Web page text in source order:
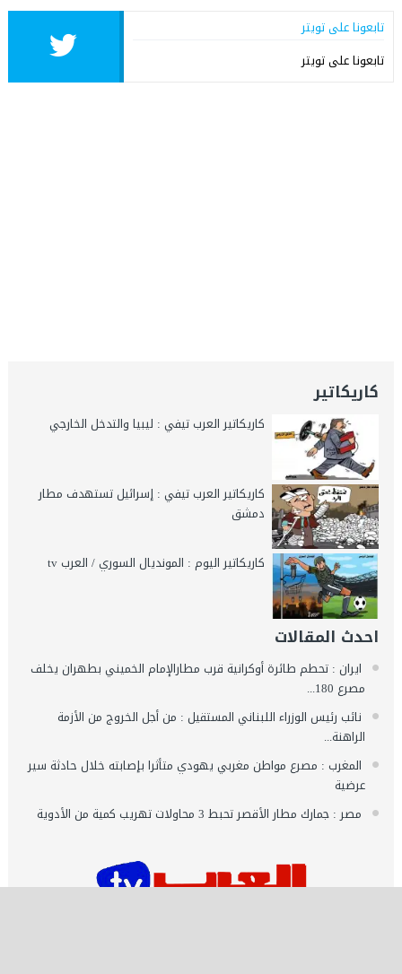
تابعونا على تويتر
تابعونا على تويتر
كاريكاتير
كاريكاتير العرب تيفي : ليبيا والتدخل الخارجي
كاريكاتير العرب تيفي : إسرائيل تستهدف مطار
دمشق
كاريكاتير اليوم : المونديال السوري / العرب tv
احدث المقالات
ايران : تحطم طائرة أوكرانية قرب مطارالإمام الخميني بطهران يخلف
مصرع 180...
نائب رئيس الوزراء اللبناني المستقيل : من أجل الخروج من الأزمة
الراهنة...
المغرب : مصرع مواطن مغربي يهودي متأثرا بإصابته خلال حادثة سير
عرضية
مصر : جمارك مطار الأقصر تحبط 3 محاولات تهريب كمية من الأدوية